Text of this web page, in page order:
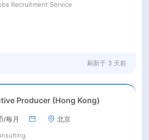
Recruitment Service
刷新于 3 天前
Producer (Hong Kong)
/每月 北京